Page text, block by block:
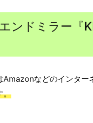
ンドミラー『
などのインター
。